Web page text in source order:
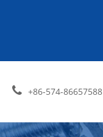
+86-574-86657588